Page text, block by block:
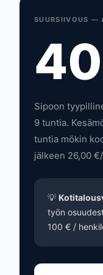
SUURSIIVOUS —
40
Sipoon
9 tuntia.
tuntia mökin
jälkeen 26,00
💡
työn
100 € /